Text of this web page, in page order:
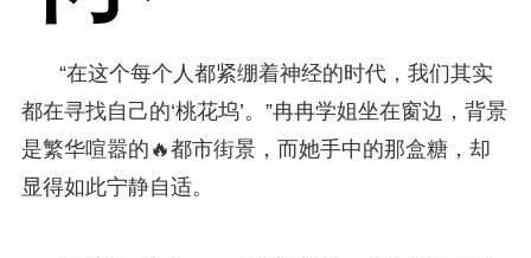
“在这个每个人都紧绷着神经的时代，我们其实
都在寻找自己的‘桃花坞’。”冉冉学姐坐在窗边，背景
是繁华喧嚣的🔥都市街景，而她手中的那盒糖，却
显得如此宁静自适。